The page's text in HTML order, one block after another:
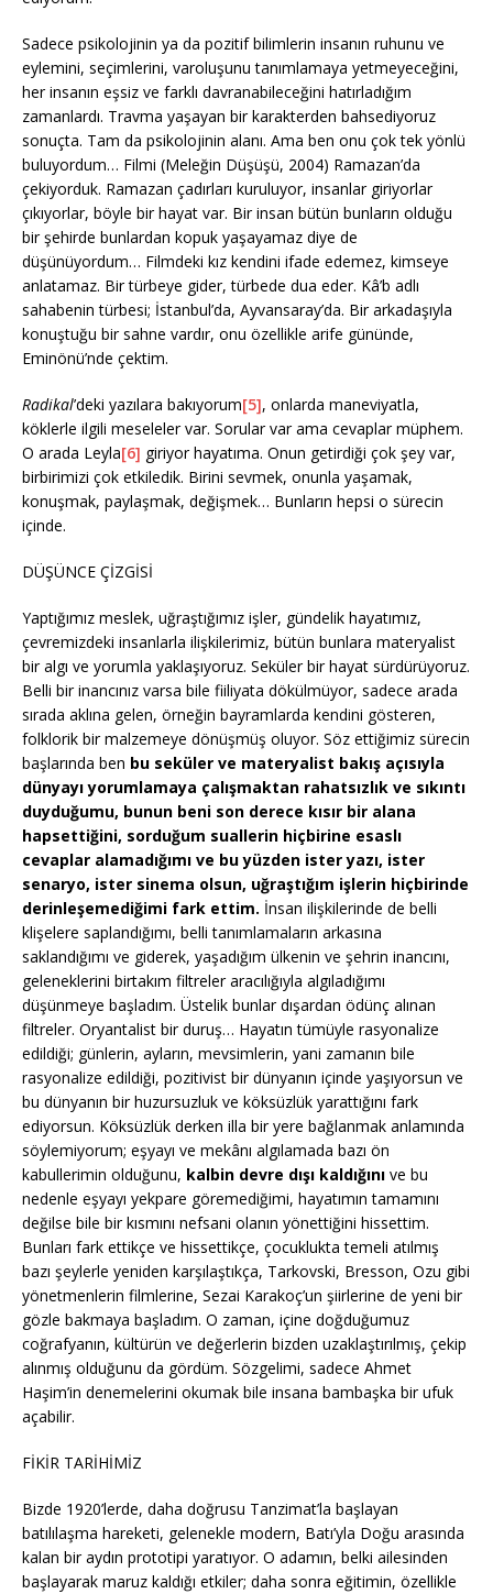
Sadece psikolojinin ya da pozitif bilimlerin insanın ruhunu ve
eylemini, seçimlerini, varoluşunu tanımlamaya yetmeyeceğini,
her insanın eşsiz ve farklı davranabileceğini hatırladığım
zamanlardı. Travma yaşayan bir karakterden bahsediyoruz
sonuçta. Tam da psikolojinin alanı. Ama ben onu çok tek yönlü
buluyordum… Filmi (Meleğin Düşüşü, 2004) Ramazan’da
çekiyorduk. Ramazan çadırları kuruluyor, insanlar giriyorlar
çıkıyorlar, böyle bir hayat var. Bir insan bütün bunların olduğu
bir şehirde bunlardan kopuk yaşayamaz diye de
düşünüyordum… Filmdeki kız kendini ifade edemez, kimseye
anlatamaz. Bir türbeye gider, türbede dua eder. Kâ’b adlı
sahabenin türbesi; İstanbul’da, Ayvansaray’da. Bir arkadaşıyla
konuştuğu bir sahne vardır, onu özellikle arife gününde,
Eminönü’nde çektim.
Radikal’deki yazılara bakıyorum[5], onlarda maneviyatla,
köklerle ilgili meseleler var. Sorular var ama cevaplar müphem.
O arada Leyla[6] giriyor hayatıma. Onun getirdiği çok şey var,
birbirimizi çok etkiledik. Birini sevmek, onunla yaşamak,
konuşmak, paylaşmak, değişmek… Bunların hepsi o sürecin
içinde.
DÜŞÜNCE ÇİZGİSİ
Yaptığımız meslek, uğraştığımız işler, gündelik hayatımız,
çevremizdeki insanlarla ilişkilerimiz, bütün bunlara materyalist
bir algı ve yorumla yaklaşıyoruz. Seküler bir hayat sürdürüyoruz.
Belli bir inancınız varsa bile fiiliyata dökülmüyor, sadece arada
sırada aklına gelen, örneğin bayramlarda kendini gösteren,
folklorik bir malzemeye dönüşmüş oluyor. Söz ettiğimiz sürecin
başlarında ben bu seküler ve materyalist bakış açısıyla
dünyayı yorumlamaya çalışmaktan rahatsızlık ve sıkıntı
duyduğumu, bunun beni son derece kısır bir alana
hapsettiğini, sorduğum suallerin hiçbirine esaslı
cevaplar alamadığımı ve bu yüzden ister yazı, ister
senaryo, ister sinema olsun, uğraştığım işlerin hiçbirinde
derinleşemediğimi fark ettim. İnsan ilişkilerinde de belli
klişelere saplandığımı, belli tanımlamaların arkasına
saklandığımı ve giderek, yaşadığım ülkenin ve şehrin inancını,
geleneklerini birtakım filtreler aracılığıyla algıladığımı
düşünmeye başladım. Üstelik bunlar dışardan ödünç alınan
filtreler. Oryantalist bir duruş… Hayatın tümüyle rasyonalize
edildiği; günlerin, ayların, mevsimlerin, yani zamanın bile
rasyonalize edildiği, pozitivist bir dünyanın içinde yaşıyorsun ve
bu dünyanın bir huzursuzluk ve köksüzlük yarattığını fark
ediyorsun. Köksüzlük derken illa bir yere bağlanmak anlamında
söylemiyorum; eşyayı ve mekânı algılamada bazı ön
kabullerimin olduğunu, kalbin devre dışı kaldığını ve bu
nedenle eşyayı yekpare göremediğimi, hayatımın tamamını
değilse bile bir kısmını nefsani olanın yönettiğini hissettim.
Bunları fark ettikçe ve hissettikçe, çocuklukta temeli atılmış
bazı şeylerle yeniden karşılaştıkça, Tarkovski, Bresson, Ozu gibi
yönetmenlerin filmlerine, Sezai Karakoç’un şiirlerine de yeni bir
gözle bakmaya başladım. O zaman, içine doğduğumuz
coğrafyanın, kültürün ve değerlerin bizden uzaklaştırılmış, çekip
alınmış olduğunu da gördüm. Sözgelimi, sadece Ahmet
Haşim’in denemelerini okumak bile insana bambaşka bir ufuk
açabilir.
FİKİR TARİHİMİZ
Bizde 1920’lerde, daha doğrusu Tanzimat’la başlayan
batılılaşma hareketi, gelenekle modern, Batı’yla Doğu arasında
kalan bir aydın prototipi yaratıyor. O adamın, belki ailesinden
başlayarak maruz kaldığı etkiler; daha sonra eğitimin, özellikle